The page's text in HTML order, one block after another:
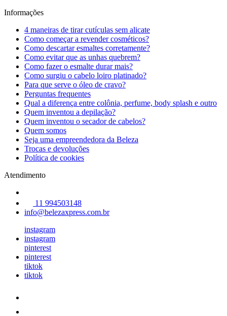
Informações
4 maneiras de tirar cutículas sem alicate
Como começar a revender cosméticos?
Como descartar esmaltes corretamente?
Como evitar que as unhas quebrem?
Como fazer o esmalte durar mais?
Como surgiu o cabelo loiro platinado?
Para que serve o óleo de cravo?
Perguntas frequentes
Qual a diferença entre colônia, perfume, body splash e outro
Quem inventou a depilação?
Quem inventou o secador de cabelos?
Quem somos
Seja uma empreendedora da Beleza
Trocas e devoluções
Política de cookies
Atendimento
11 994503148
info@belezaxpress.com.br
instagram
instagram
pinterest
pinterest
tiktok
tiktok